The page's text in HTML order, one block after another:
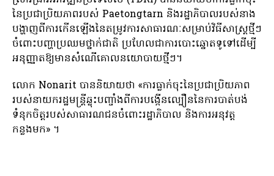
នៃប្រជាប្រិយភាពរបស់ Paetongtarn និងរដ្ឋាភិបាលរបស់នាង
បង្ហាញពីការកើនឡើងនៃតម្រូវការសាធារណៈសម្រាប់វិធីសាស្រ្តថ្មីៗ
ចំពោះបញ្ហាប្រឈមថ្នាក់ជាតិ ប្រហែលជាការបោះឆ្នោតទូទៅដើម្បី
អនុញ្ញាតឱ្យមានសំណើគោលនយោបាយថ្មីៗ។
លោក Nonarit បាននិយាយថា «ការធ្លាក់ចុះនៃប្រជាប្រិយភាព
របស់នាយករដ្ឋមន្ត្រីឆ្លុះបញ្ចាំងពីការបង្កើនល្បឿននៃការបាត់បង់
ទំនុកចិត្តរបស់សាធារណជនចំពោះរដ្ឋាភិបាល និងការអនុវត្ត
កន្លងមក» ។